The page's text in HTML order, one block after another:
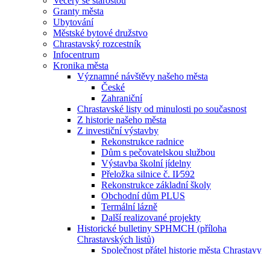
Granty města
Ubytování
Městské bytové družstvo
Chrastavský rozcestník
Infocentrum
Kronika města
Významné návštěvy našeho města
České
Zahraniční
Chrastavské listy od minulosti po současnost
Z historie našeho města
Z investiční výstavby
Rekonstrukce radnice
Dům s pečovatelskou službou
Výstavba školní jídelny
Přeložka silnice č. II⁄592
Rekonstrukce základní školy
Obchodní dům PLUS
Termální lázně
Další realizované projekty
Historické bulletiny SPHMCH (příloha
Chrastavských listů)
Společnost přátel historie města Chrastavy